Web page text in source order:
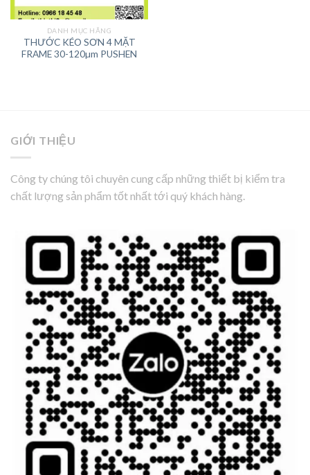
DANH MỤC HÃNG
THƯỚC KÉO SƠN 4 MẶT
FRAME 30-120µm PUSHEN
GIỚI THIỆU
Công ty chúng tôi chuyên cung cấp những thiết bị kiểm tra
chất lượng sản phẩm tốt nhất tới quý khách hàng.